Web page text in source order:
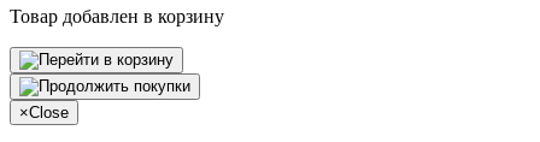
Товар добавлен в корзину
×Close